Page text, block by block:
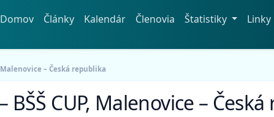
Domov Články Kalendár Členovia Štatistiky Linky
Malenovice – Česká republika
BŠŠ CUP, Malenovice –